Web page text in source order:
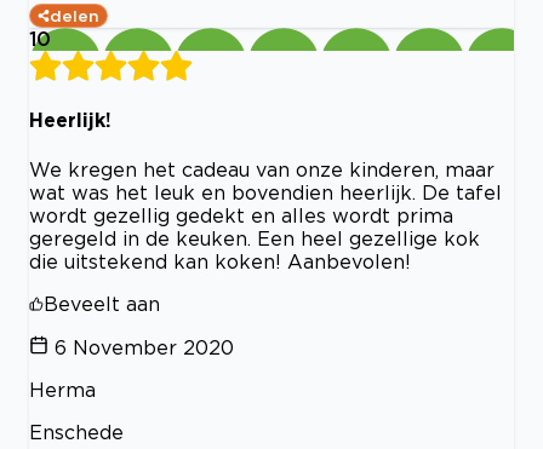
delen
10
Heerlijk!
We kregen het cadeau van onze kinderen, maar
wat was het leuk en bovendien heerlijk. De tafel
wordt gezellig gedekt en alles wordt prima
geregeld in de keuken. Een heel gezellige kok
die uitstekend kan koken! Aanbevolen!
Beveelt aan
6 November 2020
Herma
Enschede